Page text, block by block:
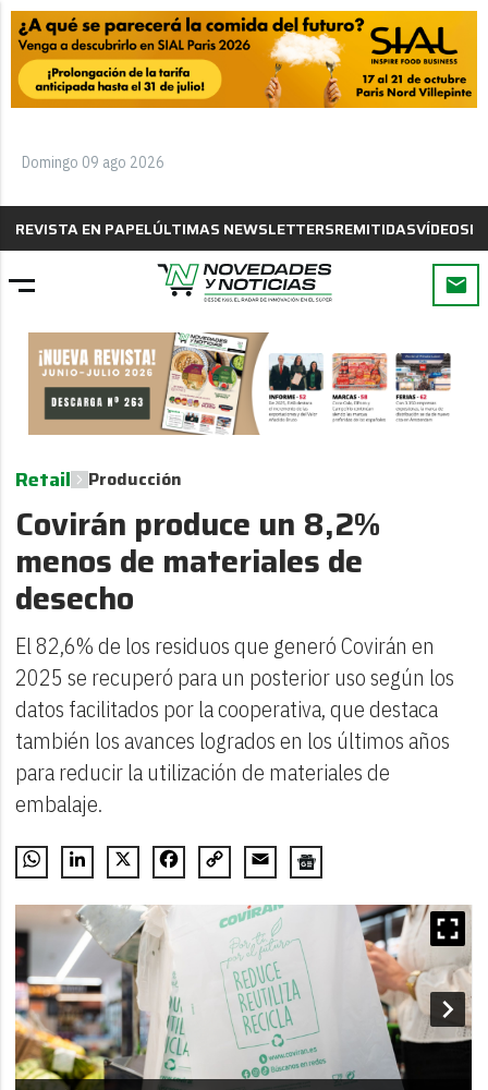
Domingo 09 ago 2026
REVISTA EN PAPELÚLTIMAS NEWSLETTERSREMITIDASVÍDEOS
Retail Producción
Covirán produce un 8,2%
menos de materiales de
desecho
El 82,6% de los residuos que generó Covirán en
2025 se recuperó para un posterior uso según los
datos facilitados por la cooperativa, que destaca
también los avances logrados en los últimos años
para reducir la utilización de materiales de
embalaje.
WhatsAppLinkedIn
X FacebookCopy
Email